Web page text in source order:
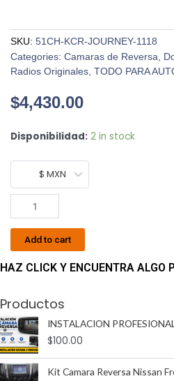
SKU: 51CH-KCR-JOURNEY-1118
Categories: Camaras de Reversa
Radios Originales TODO PARA
$4,430.00
Disponibilidad: 2 in stock
$ MXN
Kit
De
Reversa
Dodge
Journey
Pantalla
2011-
KCR
quantity
Add to cart
HAZ CLICK Y ENCUENTRA ALGO
Productos
INSTALACION PROFESIONAL
$100.00
Kit Camara Reversa Nissan